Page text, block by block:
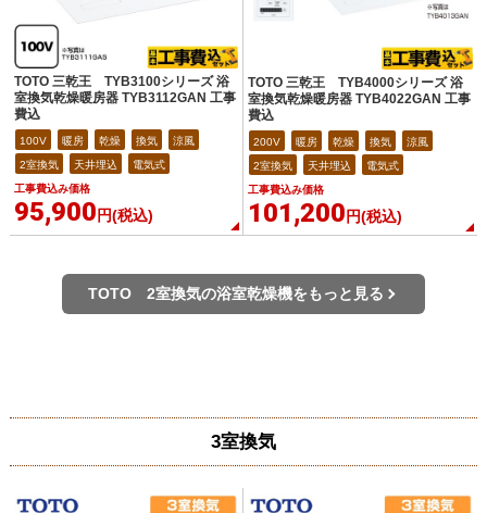
TOTO 三乾王 TYB3100シリーズ 浴
室換気乾燥暖房器 TYB3112GAN 工事
費込
100V 暖房 乾燥 換気
涼風
2室換気
天井埋込
電気式
工事費込み価格
95,900円(税込)
TOTO 三乾王 TYB4000シリーズ 浴
室換気乾燥暖房器 TYB4022GAN 工事
費込
200V 暖房 乾燥 換気
涼風
2室換気
天井埋込
電気式
工事費込み価格
101,200円(税込)
TOTO 2室換気の浴室乾燥機をもっと見る
3室換気